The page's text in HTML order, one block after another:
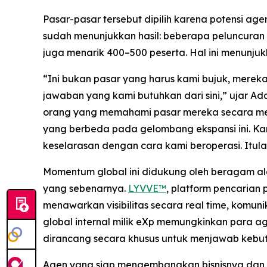
Pasar-pasar tersebut dipilih karena potensi
sudah menunjukkan hasil: beberapa
juga menarik 400–500 peserta. Hal ini
“Ini bukan pasar yang harus kami bujuk,
jawaban yang kami butuhkan dari sini,” ujar
orang yang memahami pasar mereka secara
yang berbeda pada gelombang ekspansi ini.
keselarasan dengan cara kami beroperasi.
Momentum global ini didukung oleh beragam
yang sebenarnya. LYVVE™, platform pencarian
menawarkan visibilitas secara real time,
global internal milik eXp memungkinkan para
dirancang secara khusus untuk menjawab
Agen yang siap mengembangkan bisnisnya